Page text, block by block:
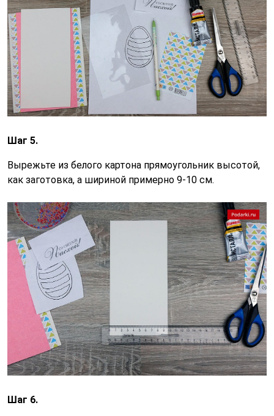
Шаг 5.
Вырежьте из белого картона прямоугольник высотой,
как заготовка, а шириной примерно 9-10 см.
Шаг 6.